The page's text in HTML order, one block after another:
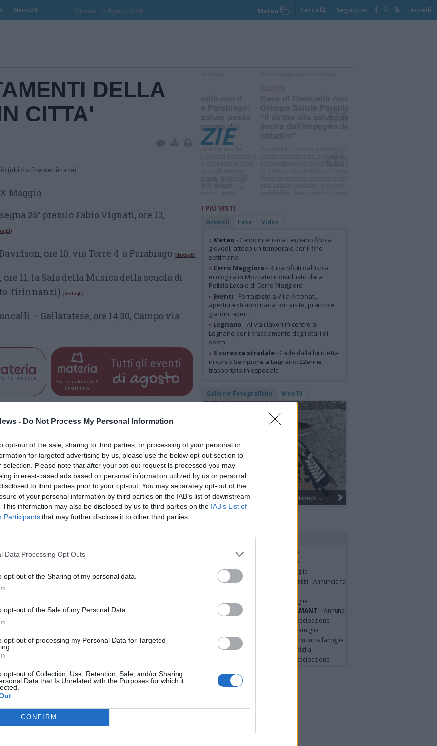
- Do Not Process My Personal Information
opt-out of the sale, sharing to third parties, or processing of your personal or
for targeted advertising by us, please use the below opt-out section to
selection. Please note that after your opt-out request is processed you may
interest-based ads based on personal information utilized by us or personal
to third parties prior to your opt-out. You may separately opt-out of the
of your personal information by third parties on the IAB’s list of downstream
This information may also be disclosed by us to third parties on the IAB’s List of
Participants that may further disclose it to other third parties.
Data Processing Opt Outs
opt-out of the Sharing of my personal data.
opt-out of the Sale of my Personal Data.
opt-out of processing my Personal Data for Targeted
opt-out of Collection, Use, Retention, Sale, and/or Sharing
Data that Is Unrelated with the Purposes for which it
CONFIRM
News24 Giovedi , 6 Agosto 2026 Meteo Cerca Seguici su Accedi
DELLA
CITTA'
(ultimo fine settimana)
Maggio
25° premio Fabio Vignati, ore 10,
ore 10, via Torre 4 a Parabiago (dettagli)
11, la Sala della Musica della scuola di
Tirinnanzi) (dettagli)
– Gallaratese, ore 14,30, Campo via
Via Confalonieri, 5
Castronno
Tutti gli eventi
di agosto
abbiamo a cuore l'informazione del nostro
sempre in prima linea per informarvi in modo
Pubblicato il 14 Novembre 2008
Il contenuto di questo commento esprime il pensiero dell'autore e
che rimane autonoma e indipendente. I messaggi inclusi nei commenti
lettori che possono essere automaticamente pubblicati senza filtro
a siti esterni verranno rimossi in automatico dal sistema.
a
Doppia seduta di lavoro per
con
ALTO MILANESE
Ti sei
perso le
NOTIZIE
I PIÙ VISTI
Articoli Foto Video
» Meteo - Caldo intenso a Legnano fino a
giovedì, atteso un temporale per il fine
settimana
» Cerro Maggiore- Ruba rifiuti dall’isola
ecologica di Mozzate: individuato dalla
Polizia Locale di Cerro Maggiore
» Eventi - Ferragosto a Villa Arconati,
apertura straordinaria con visite, pranzo e
giardini aperti
» Legnano - Al via i lavori in centro a
Legnano per il tracciamento degli stalli di
sosta
» Sicurezza stradale- Cade dalla bicicletta
in corso Sempione a Legnano: 22enne
trasportato in ospedale
Gallerie Fotografiche WebTV
Gli Ambulanti di Forte dei Marmi® ...
Ricordiamo i nostri cari
Riccardo Basile
- Partecipazione
- Partecipazione
Anthony Napoli
- Annuncio famiglia
Gianfranco Schieroni Giacometti - Annuncio famiglia
- Annuncio famiglia
ROSA MALINVERNO ved. TETTAMANTI - Annuncio famiglia
- Partecipazione
- Annuncio famiglia
Maria Pia Volpe ved. Pilutti
- Annuncio famiglia
Fulvio Barlascini
- Annuncio famiglia
- Partecipazione